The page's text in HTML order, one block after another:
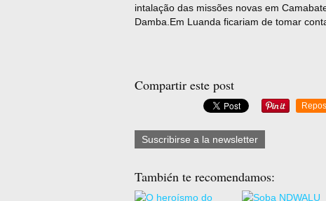
intalação das missões novas em
Damba.Em Luanda ficariam de tomar
Compartir este post
Suscribirse a la newsletter
También te recomendamos: